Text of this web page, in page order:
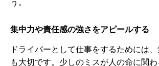
集中力や責任感の強さをアピールする
ドライバーとして仕事をするためには
も大切です。少しのミスが人の命に関